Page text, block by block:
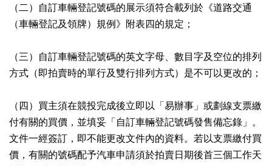
（二）自訂車輛登記號碼的展示須符合載列於《道路交通
（車輛登記及領牌）規例》附表四的規定；
（三）自訂車輛登記號碼的英文字母、數目字及空位的排列
方式（即拍賣時的單行及雙行排列方式）是不可以更改的；
（四）買主須在競投完成後立即以「易辦事」或劃線支票繳
付有關的買價，並填妥「自訂車輛登記號碼發售備忘錄」。
文件一經簽訂，即不能更改文件內的資料。若以支票繳付買
價，有關的號碼配予汽車申請須於拍賣日期後首三個工作天